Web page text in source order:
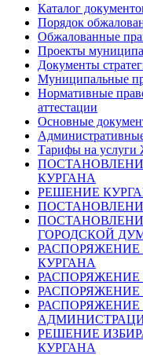
Каталог
Порядок
Обжалованные
Проекты
Документы
Муниципальные
Нормативные
аттестации
Основные
Тарифы на
КУРГАНА
РЕШЕНИЕ
ГОРОДСКОЙ
КУРГАНА
РАСПОРЯЖЕНИЕ
РАСПОРЯЖЕНИЕ
РАСПОРЯЖЕНИЕ
РЕШЕНИЕ
КУРГАНА